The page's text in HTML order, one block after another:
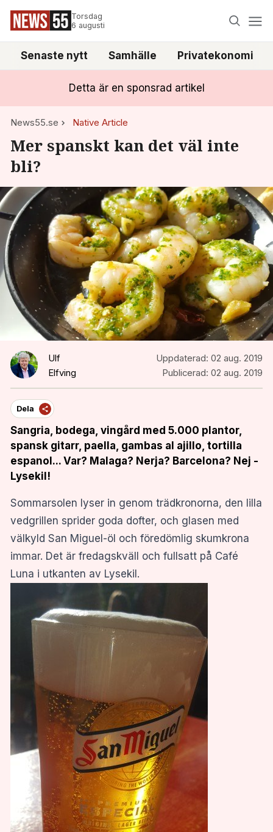
Torsdag
6 augusti
Senaste nytt Samhälle Privatekonomi
Detta är en sponsrad artikel
News55.se Native Article
Mer spanskt kan det väl inte
bli?
Ulf
Elfving
Uppdaterad: 02 aug. 2019
Publicerad: 02 aug. 2019
Dela
Sangria, bodega, vingård med 5.000 plantor,
spansk gitarr, paella, gambas al ajillo, tortilla
espanol... Var? Malaga? Nerja? Barcelona? Nej -
Lysekil!
Sommarsolen lyser in genom trädkronorna, den lilla
vedgrillen sprider goda dofter, och glasen med
välkyld San Miguel-öl och föredömlig skumkrona
immar. Det är fredagskväll och fullsatt på Café
Luna i utkanten av Lysekil.